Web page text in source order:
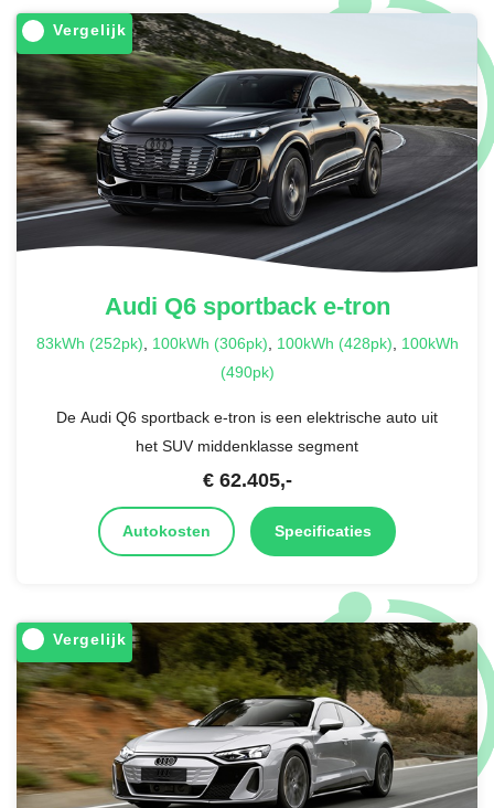
Vergelijk
Audi Q6 sportback e-tron
83kWh (252pk) 100kWh (306pk) 100kWh (428pk) 100kWh
(490pk)
De Audi Q6 sportback e-tron is een elektrische auto uit
het SUV middenklasse segment
€ 62.405,-
Autokosten Specificaties
Vergelijk